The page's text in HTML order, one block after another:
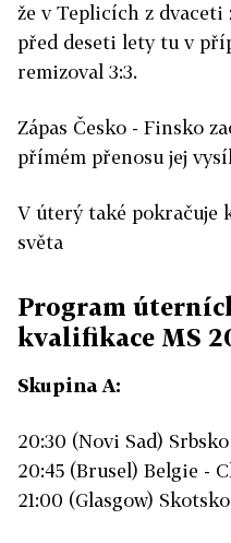
že v Teplicích z dvaceti
před deseti lety tu v
remizoval 3:3.
Zápas Česko - Finsko
přímém přenosu jej
V úterý také pokračuje
světa
Program
kvalifikace MS
Skupina A:
20:30 (Novi Sad)
20:45 (Brusel) Belgie -
21:00 (Glasgow)